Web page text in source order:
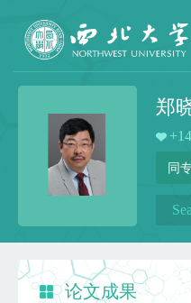
郑
+
同
论文成果